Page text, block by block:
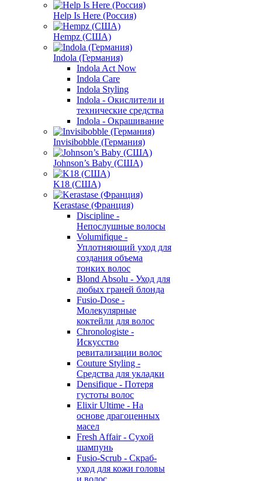
Help Is Here (Россия)
Hempz (США)
Indola (Германия)
Indola Act Now
Indola Care
Indola Styling
Indola - Окислители и
технические средства
Indola - Окрашивание
Invisibobble (Германия)
Johnson’s Baby (США)
K18 (США)
Kerastase (Франция)
Discipline -
Непослушные волосы
Volumifique -
Уплотняющий уход для
создания объема
тонких волос
Blond Absolu - Уход для
любых граней блонда
Fusio-Dose -
Молекулярные
коктейли для волос
Chronologiste -
Искусство
ревитализации волос
Couture Styling -
Средства для укладки
Densifique - Потеря
густоты волос
Elixir Ultime - На
основе драгоценных
масел
Fresh Affair - Сухой
шампунь
Fusio-Scrub - Скраб-
уход для кожи головы
и волос